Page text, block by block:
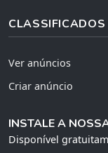
CLASSIFICADOS
Ver anúncios
Criar anúncio
INSTALE A
Disponível